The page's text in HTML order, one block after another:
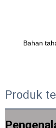
Bahan
Produk